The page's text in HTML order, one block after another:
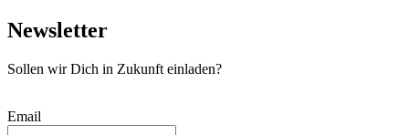
Newsletter
Sollen wir Dich in Zukunft einladen?
Email